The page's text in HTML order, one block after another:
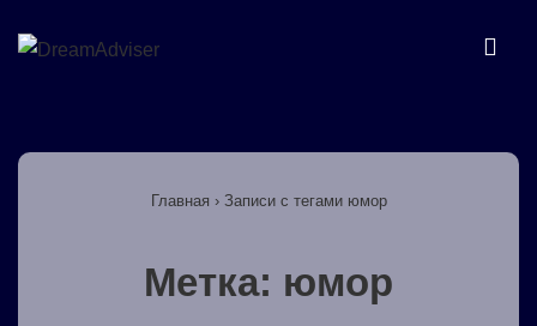
Перейти
содержимому
навигация
Главная › Записи с тегами юмор
Метка: юмор